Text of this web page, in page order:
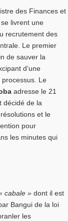
des Finances et
livrent une
recrutement des
Le premier
de sauver la
d’une
Le
adresse le 21
décidé de la
et le
pour
les minutes qui
cabale » dont il est
Bangui de la loi
les